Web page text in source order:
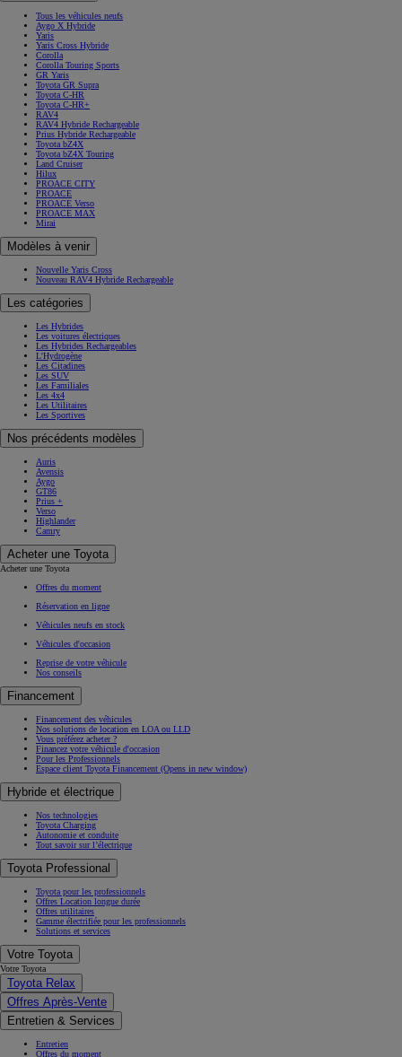
Tous les véhicules neufs
Aygo X Hybride
Yaris
Yaris Cross Hybride
Corolla
Corolla Touring Sports
GR Yaris
Toyota GR Supra
Toyota C-HR
Toyota C-HR+
RAV4
RAV4 Hybride Rechargeable
Prius Hybride Rechargeable
Toyota bZ4X
Toyota bZ4X Touring
Land Cruiser
Hilux
PROACE CITY
PROACE
PROACE Verso
PROACE MAX
Mirai
Modèles à venir
Nouvelle Yaris Cross
Nouveau RAV4 Hybride Rechargeable
Les catégories
Les Hybrides
Les voitures électriques
Les Hybrides Rechargeables
L'Hydrogène
Les Citadines
Les SUV
Les Familiales
Les 4x4
Les Utilitaires
Les Sportives
Nos précédents modèles
Auris
Avensis
Aygo
GT86
Prius +
Verso
Highlander
Camry
Acheter une Toyota
Acheter une Toyota
Offres du moment
Réservation en ligne
Véhicules neufs en stock
Véhicules d'occasion
Reprise de votre véhicule
Nos conseils
Financement
Financement des véhicules
Nos solutions de location en LOA ou LLD
Vous préférez acheter ?
Financez votre véhicule d'occasion
Pour les Professionnels
Espace client Toyota Financement (Opens in new window)
Hybride et électrique
Nos technologies
Toyota Charging
Autonomie et conduite
Tout savoir sur l’électrique
Toyota Professional
Toyota pour les professionnels
Offres Location longue durée
Offres utilitaires
Gamme électrifiée pour les professionnels
Solutions et services
Votre Toyota
Votre Toyota
Toyota Relax
Offres Après-Vente
Entretien & Services
Entretien
Offres du moment